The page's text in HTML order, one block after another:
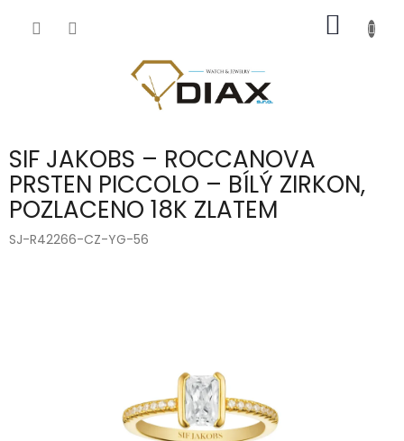
KOŠÍK
SIF JAKOBS – ROCCANOVA
PRSTEN PICCOLO – BÍLÝ ZIRKON,
POZLACENO 18K ZLATEM
SJ-R42266-CZ-YG-56